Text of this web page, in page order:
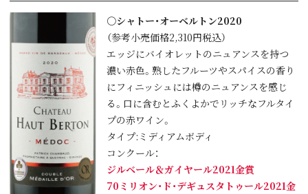
○シャトー・オーベルトン2020
（参考小売価格2,310円税込）
エッジにバイオレットのニュアンスを持つ
濃い赤色。熟したフルーツやスパイスの香り
にフィニッシュには樽のニュアンスを感じ
る。口に含むとふくよかでリッチなフルタイ
プの赤ワイン。
タイプ:ミディアムボディ
コンクール：
ジルベール＆ガイヤール2021金賞
70ミリオン・ド・デギュスタトゥール2021金